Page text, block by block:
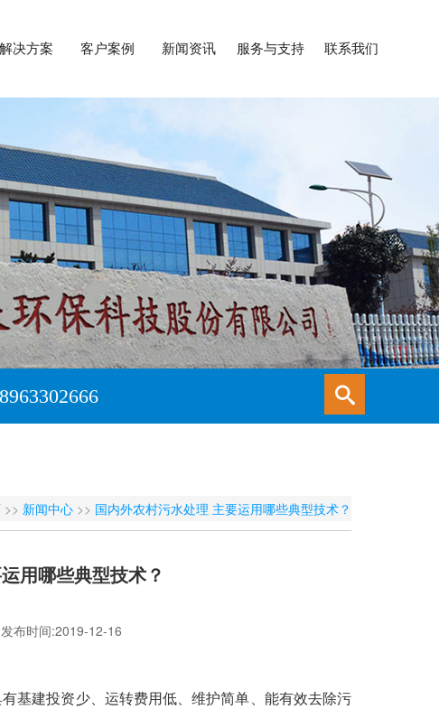
解决方案 客户案例 新闻资讯 服务与支持 联系我们
>> 新闻中心 >> 国内外农村污水处理 主要运用哪些典型技术？
用哪些典型技术？
发布时间:2019-12-16
基建投资少、运转费用低、维护简单、能有效去除污